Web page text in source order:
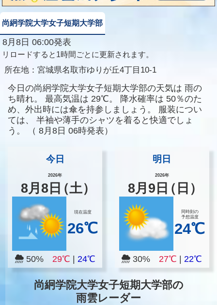
尚絅学院大学女子短期大学部
8月8日 06:00発表
リロードすると1時間ごとに更新されます。
所在地： 宮城県名取市ゆりが丘4丁目10-1
今日の尚絅学院大学女子短期大学部の天気は 雨の
ち晴れ。
最高気温は 29℃。 降水確率は 50％のた
め、外出時には傘を持参しましょう。
服装につい
ては、
半袖や薄手のシャツを着ると快適でしょ
う。
（ 8月8日 06時発表）
今日
2026年
8月8 日（土）
現在温度
26℃
50% 29℃ 24℃
明日
2026年
8月 9 日（日）
同時刻の
予想温度
24℃
30% 27℃ |22℃
尚絅学院大学女子短期大学部の
雨雲レーダー